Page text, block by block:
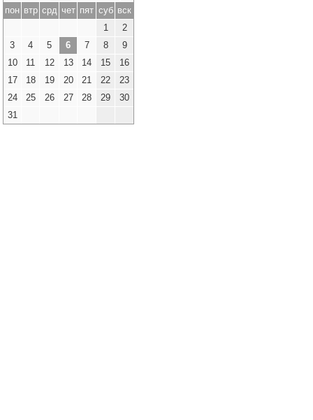
пон втр срд чет пят суб вск
1
2
3
4 5 6 7 8
9
10
11 12 13 14 15
16
17
18 19 20 21 22
23
24
25 26 27 28 29
30
31